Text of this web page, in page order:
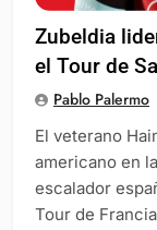
Zubeldia
el Tour de
Pablo Palermo
El veterano
americano en
escalador
Tour de